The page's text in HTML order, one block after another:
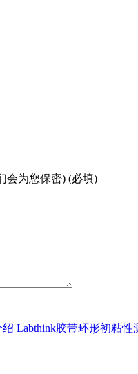
会为您保密) (必填)
绍 Labthink胶带环形初粘性